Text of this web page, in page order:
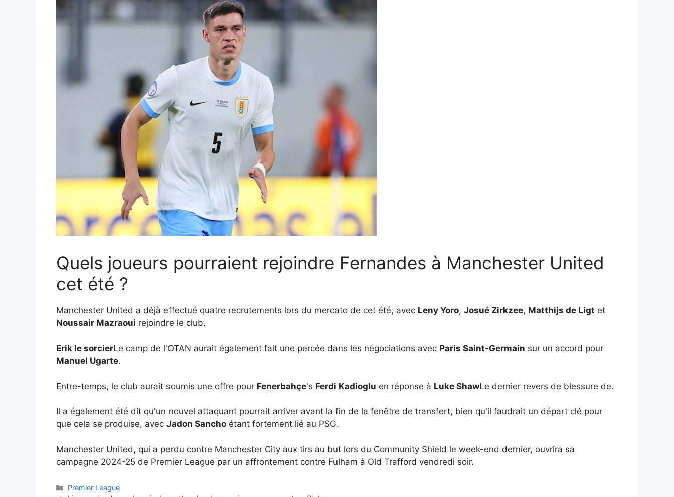
Quels joueurs pourraient rejoindre Fernandes à Manchester United
cet été ?
Manchester United a déjà effectué quatre recrutements lors du mercato de cet été, avec Leny Yoro, Josué Zirkzee, Matthijs de Ligt et
Noussair Mazraoui rejoindre le club.
Erik le sorcierLe camp de l'OTAN aurait également fait une percée dans les négociations avec Paris Saint-Germain sur un accord pour
Manuel Ugarte.
Entre-temps, le club aurait soumis une offre pour Fenerbahçe's Ferdi Kadioglu en réponse à Luke ShawLe dernier revers de blessure de.
Il a également été dit qu'un nouvel attaquant pourrait arriver avant la fin de la fenêtre de transfert, bien qu'il faudrait un départ clé pour
que cela se produise, avec Jadon Sancho étant fortement lié au PSG.
Manchester United, qui a perdu contre Manchester City aux tirs au but lors du Community Shield le week-end dernier, ouvrira sa
campagne 2024-25 de Premier League par un affrontement contre Fulham à Old Trafford vendredi soir.
Catégories
Premier League